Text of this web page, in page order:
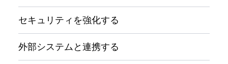
セキュリティを強化する
外部システムと連携する